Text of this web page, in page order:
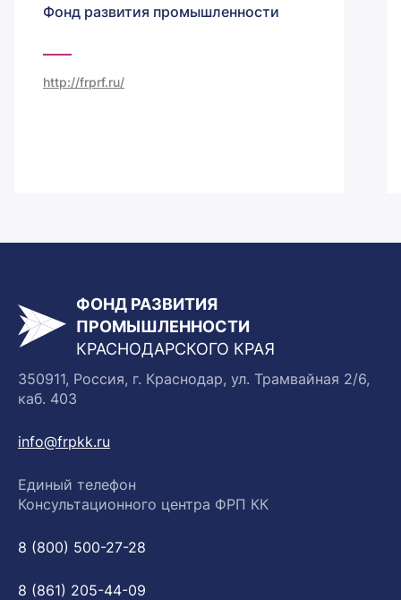
Фонд развития промышленности
http://frprf.ru/
ФОНД РАЗВИТИЯ
ПРОМЫШЛЕННОСТИ
КРАСНОДАРСКОГО КРАЯ
350911, Россия, г. Краснодар, ул. Трамвайная 2/6,
каб. 403
info@frpkk.ru
Единый телефон
Консультационного центра ФРП КК
8 (800) 500-27-28
8 (861) 205-44-09